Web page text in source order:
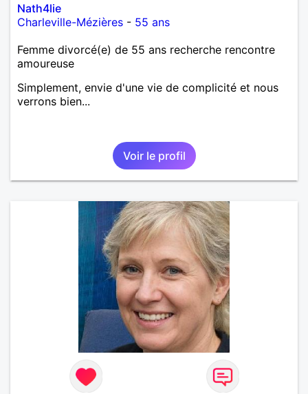
Nath4lie
Charleville-Mézières - 55 ans
Femme divorcé(e) de 55 ans recherche rencontre
amoureuse
Simplement, envie d'une vie de complicité et nous
verrons bien...
Voir le profil